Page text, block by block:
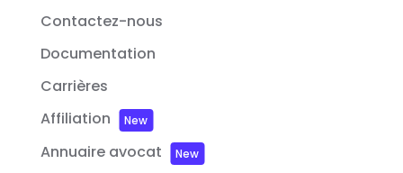
Contactez-nous
Documentation
Carrières
Affiliation
New
Annuaire avocat New